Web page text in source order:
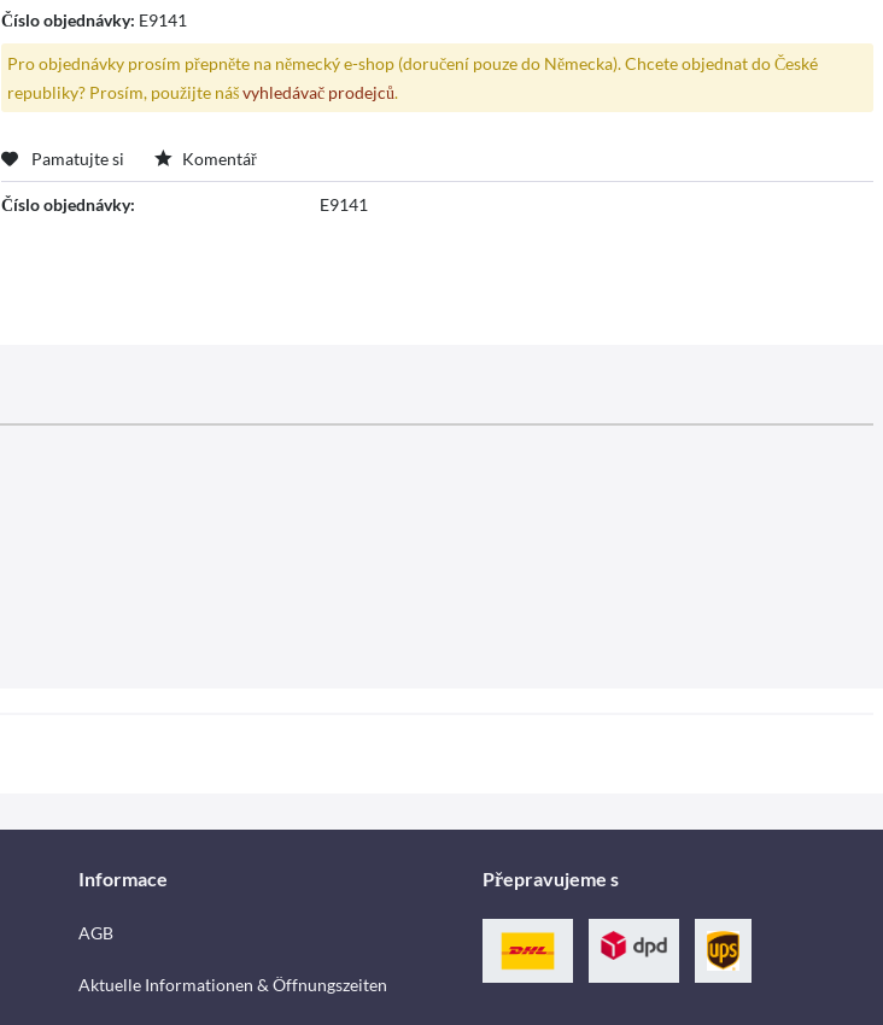
Číslo objednávky: E9141
Pro objednávky prosím přepněte na německý e-shop (doručení pouze do Německa). Chcete objednat do České
republiky? Prosím, použijte nášvyhledávač prodejců.
Pamatujte si Komentář
Číslo objednávky: E9141
Informace
AGB
Aktuelle Informationen & Öffnungszeiten
Přepravujeme s